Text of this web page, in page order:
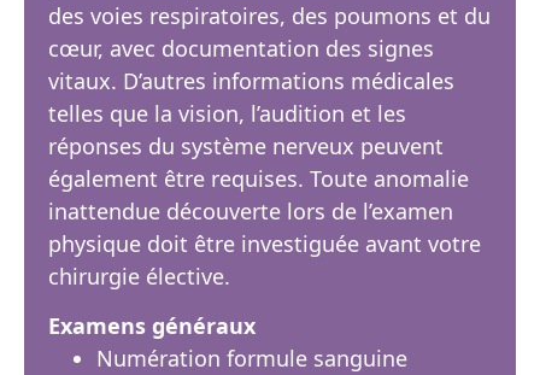
des voies respiratoires, des poumons et du
cœur, avec documentation des signes
vitaux. D’autres informations médicales
telles que la vision, l’audition et les
réponses du système nerveux peuvent
également être requises. Toute anomalie
inattendue découverte lors de l’examen
physique doit être investiguée avant votre
chirurgie élective.
Examens généraux
Numération formule sanguine